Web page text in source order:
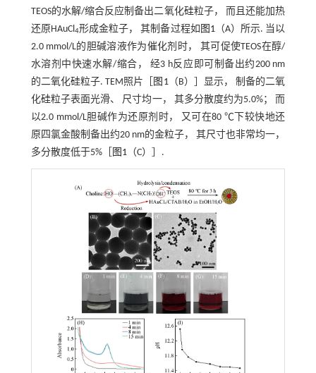
TEOS的水解/缩合反应制备出二氧化硅粒子， 而且还能加热
还原HAuCl 4形成金粒子， 其制备过程如 图1（A）所示. 当以
2.0 mmol/L的胆碱溶液作为催化剂时， 其可促使TEOS在醇/
水溶剂中快速水解/缩合， 经3 h反应即可制备出约200 nm
的二氧化硅粒子. TEM照片［
图1（B）］显示， 制备的二氧
化硅粒子表面光滑、 尺寸均一， 其多分散度约为5.0%； 而
以2.0 mmol/L胆碱作为还原剂时， 又可在80 ℃下较快地还
原四氯金酸制备出约20 nm的金粒子， 其尺寸也非常均一，
多分散度低于5%［
图1（C）］.